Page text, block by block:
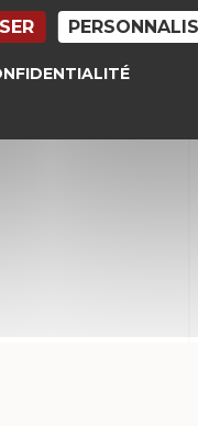
pour mon